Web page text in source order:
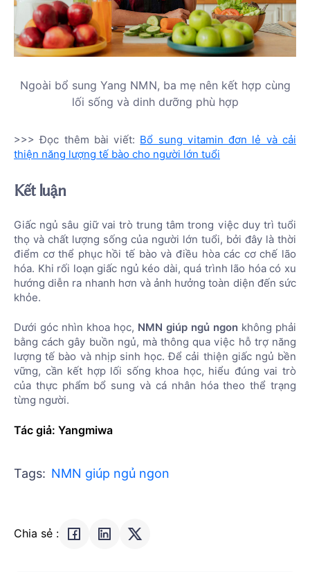
Ngoài bổ sung Yang NMN, ba mẹ nên kết hợp cùng
lối sống và dinh dưỡng phù hợp
>>> Đọc thêm bài viết: Bổ sung vitamin đơn lẻ và cải
thiện năng lượng tế bào cho người lớn tuổi
Kết luận
Giấc ngủ sâu giữ vai trò trung tâm trong việc duy trì tuổi
thọ và chất lượng sống của người lớn tuổi, bởi đây là thời
điểm cơ thể phục hồi tế bào và điều hòa các cơ chế lão
hóa. Khi rối loạn giấc ngủ kéo dài, quá trình lão hóa có xu
hướng diễn ra nhanh hơn và ảnh hưởng toàn diện đến sức
khỏe.
Dưới góc nhìn khoa học, NMN giúp ngủ ngon không phải
bằng cách gây buồn ngủ, mà thông qua việc hỗ trợ năng
lượng tế bào và nhịp sinh học. Để cải thiện giấc ngủ bền
vững, cần kết hợp lối sống khoa học, hiểu đúng vai trò
của thực phẩm bổ sung và cá nhân hóa theo thể trạng
từng người.
Tác giả: Yangmiwa
Tags: NMN giúp ngủ ngon
Chia sẻ :